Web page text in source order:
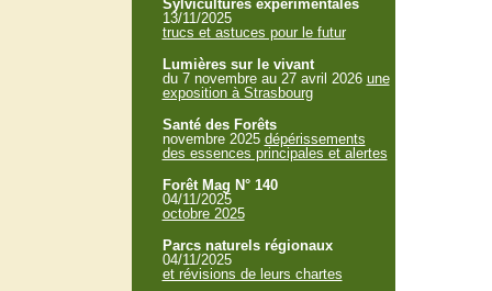
Sylvicultures expérimentales
13/11/2025
trucs et astuces pour le futur
Lumières sur le vivant
du 7 novembre au 27 avril 2026 une
exposition à Strasbourg
Santé des Forêts
novembre 2025 dépérissements
des essences principales et alertes
Forêt Mag N° 140
04/11/2025
octobre 2025
Parcs naturels régionaux
04/11/2025
et révisions de leurs chartes